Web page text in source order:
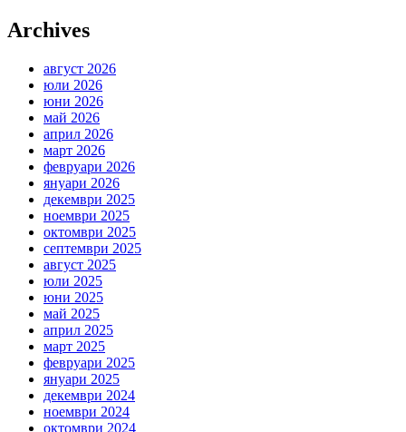
Archives
август 2026
юли 2026
юни 2026
май 2026
април 2026
март 2026
февруари 2026
януари 2026
декември 2025
ноември 2025
октомври 2025
септември 2025
август 2025
юли 2025
юни 2025
май 2025
април 2025
март 2025
февруари 2025
януари 2025
декември 2024
ноември 2024
октомври 2024